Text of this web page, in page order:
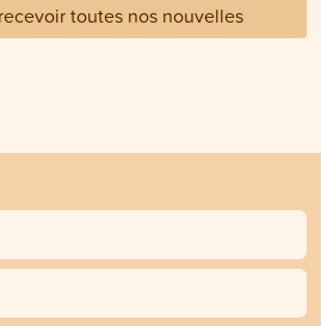
toutes nos nouvelles